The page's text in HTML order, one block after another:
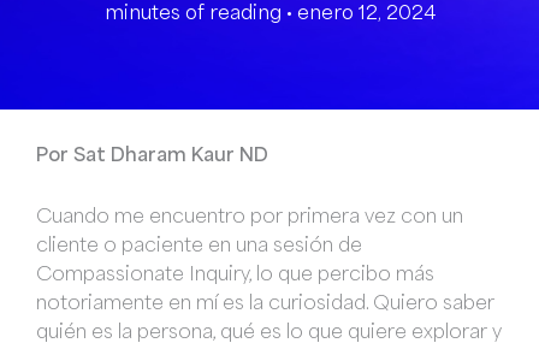
minutes of reading • enero 12, 2024
Por Sat Dharam Kaur ND
Cuando me encuentro por primera vez con un
cliente o paciente en una sesión de
Compassionate Inquiry, lo que percibo más
notoriamente en mí es la curiosidad. Quiero saber
quién es la persona, qué es lo que quiere explorar y